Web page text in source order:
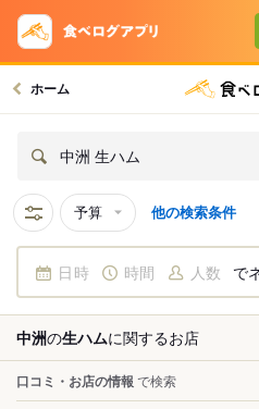
ホーム
中洲 生ハム
予算 他の検索条件
日時 時間 人数 で
中洲の生ハムに関するお店
口コミ・お店の情報 で検索